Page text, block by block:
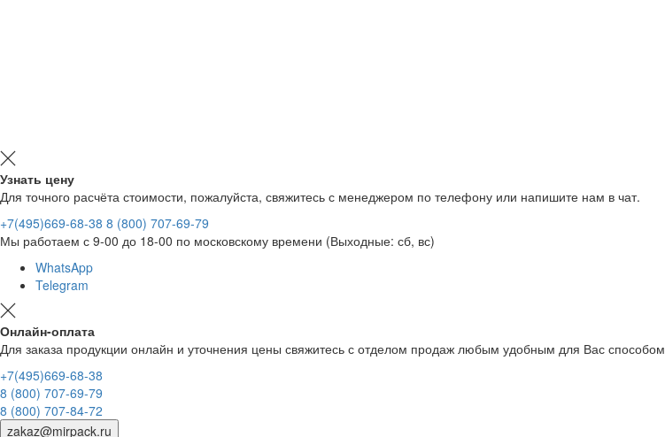
Узнать цену
Для точного расчёта стоимости, пожалуйста, свяжитесь с менеджером по телефону или напишите нам в чат.
+7(495)669-68-38 8 (800) 707-69-79
Мы работаем с 9-00 до 18-00 по московскому времени (Выходные: сб, вс)
WhatsApp
Telegram
Онлайн-оплата
Для заказа продукции онлайн и уточнения цены свяжитесь с отделом продаж любым удобным для Вас способом
+7(495)669-68-38
8 (800) 707-69-79
8 (800) 707-84-72
zakaz@mirpack.ru